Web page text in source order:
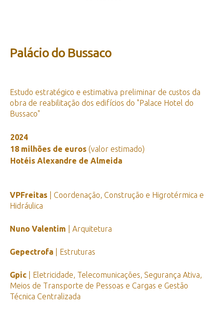
Palácio do Bussaco
Estudo estratégico e estimativa preliminar de custos da
obra de reabilitação dos edifícios do "Palace Hotel do
Bussaco"
2024
18 milhões de euros (valor estimado)
Hotéis Alexandre de Almeida
VPFreitas
| Coordenação, Construção e Higrotérmica e
Hidráulica
Nuno Valentim | Arquitetura
Gepectrofa | Estruturas
Gpic | Eletricidade, Telecomunicações, Segurança Ativa,
Meios de Transporte de Pessoas e Cargas e Gestão
Técnica Centralizada